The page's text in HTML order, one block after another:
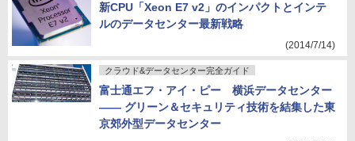
新CPU「Xeon E7 v2」のインパクトとインテ
ルのデータセンター最新戦略
(2014/7/14)
クラウド&データセンター完全ガイド
富士通エフ・アイ・ピー 横浜データセンター
―― グリーン＆セキュリティ技術を結集した東
京郊外型データセンター